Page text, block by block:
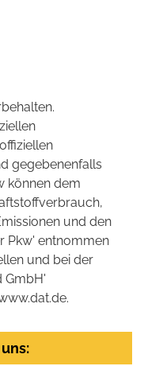
gegebenenfalls
können dem
und den
Pkw' entnommen
und bei der
GmbH'